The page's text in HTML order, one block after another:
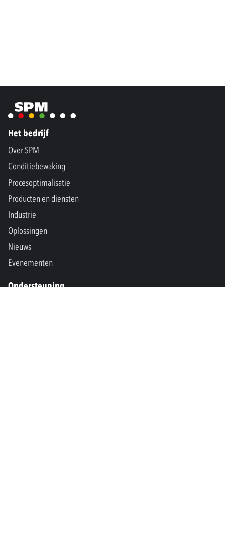
Het bedrijf
Over SPM
Conditiebewaking
Procesoptimalisatie
Producten en diensten
Industrie
Oplossingen
Nieuws
Evenementen
Ondersteuning